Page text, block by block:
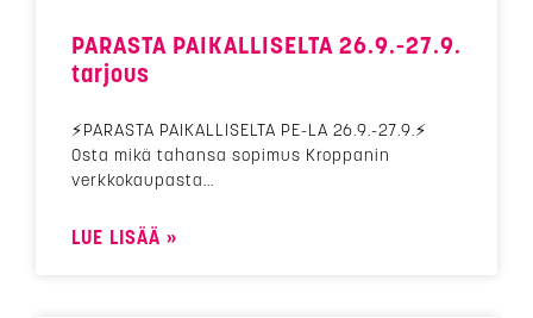
PARASTA PAIKALLISELTA 26.9.-27.9.
tarjous
⚡PARASTA PAIKALLISELTA PE-LA 26.9.-27.9.⚡
Osta mikä tahansa sopimus Kroppanin
verkkokaupasta
LUE LISÄÄ »